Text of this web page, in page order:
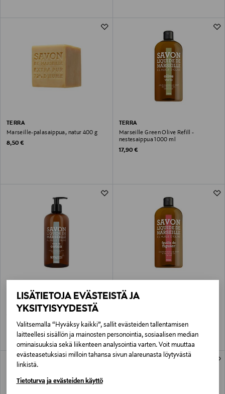
LISÄTIETOJA EVÄSTEISTÄ JA
YKSITYISYYDESTÄ
Valitsemalla “Hyväksy kaikki”, sallit evästeiden tallentamisen
laitteellesi sisällön ja mainosten personointia, sosiaalisen median
ominaisuuksia sekä liikenteen analysointia varten. Voit muuttaa
evästeasetuksiasi milloin tahansa sivun alareunasta löytyvästä
linkistä.
Tietoturva ja evästeiden käyttö
TERRA
Marseille-palasaippua, natur 400 g
Original Price
8,50 €
TERRA
Marseille Green Olive Refill -
nestesaippua 1000 ml
Original Price
17,90 €
Marseille Warm Cotton -nestesaippua
500 ml
TERRA
Marseille-nestesaippua, viikuna 1000